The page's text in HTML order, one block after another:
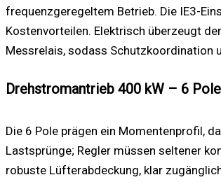
frequenzgeregeltem Betrieb. Die IE3-
Kostenvorteilen. Elektrisch überzeugt
Messrelais, sodass Schutzkoordination
Drehstromantrieb 400 kW – 6
Die 6 Pole prägen ein Momentenprofil,
Lastsprünge; Regler müssen seltener
robuste Lüfterabdeckung, klar